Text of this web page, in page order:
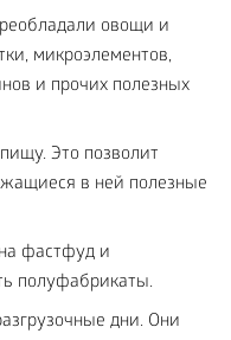
овощи и
микроэлементов,
и прочих полезных
Это позволит
в ней полезные
фастфуд и
полуфабрикаты.
дни. Они